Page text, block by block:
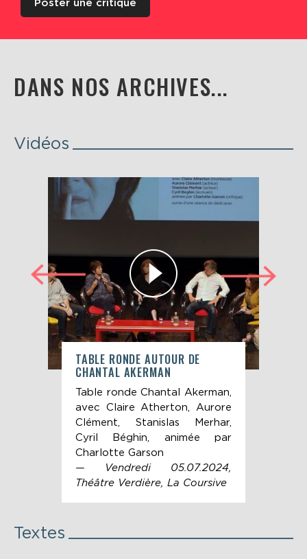
Poster une critique
DANS NOS ARCHIVES...
Vidéos
TABLE RONDE AUTOUR DE
CHANTAL AKERMAN
Table ronde Chantal Akerman,
avec Claire Atherton, Aurore
Clément, Stanislas Merhar,
Cyril Béghin, animée par
Charlotte Garson
— Vendredi 05.07.2024,
Théâtre Verdière, La Coursive
Textes